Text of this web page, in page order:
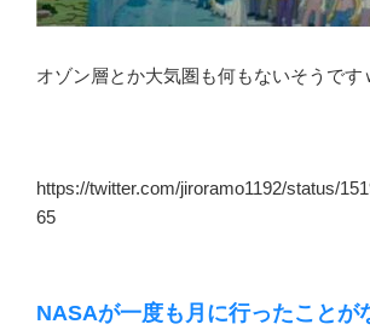
オゾン層とか大気圏も何もないそうです
https://twitter.com/jiroramo1192/status/
65
NASAが一度も月に行ったことが